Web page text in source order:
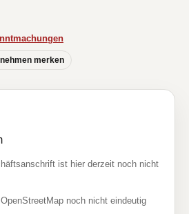
merken
ist hier derzeit noch nicht
noch nicht eindeutig